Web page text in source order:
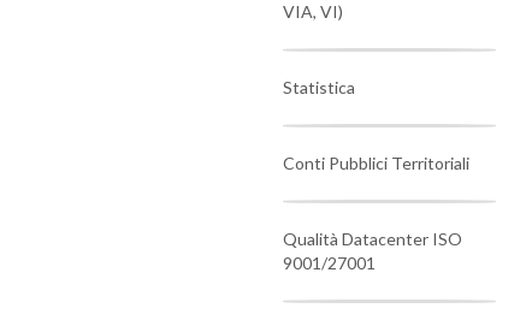
VIA, VI)
Statistica
Conti Pubblici Territoriali
Qualità Datacenter ISO
9001/27001